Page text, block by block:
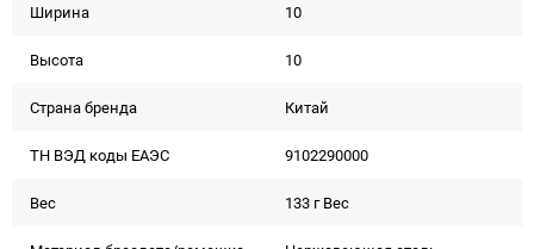
Ширина 10
Высота 10
Страна бренда Китай
ТН ВЭД коды ЕАЭС 9102290000
Вес 133 г Вес